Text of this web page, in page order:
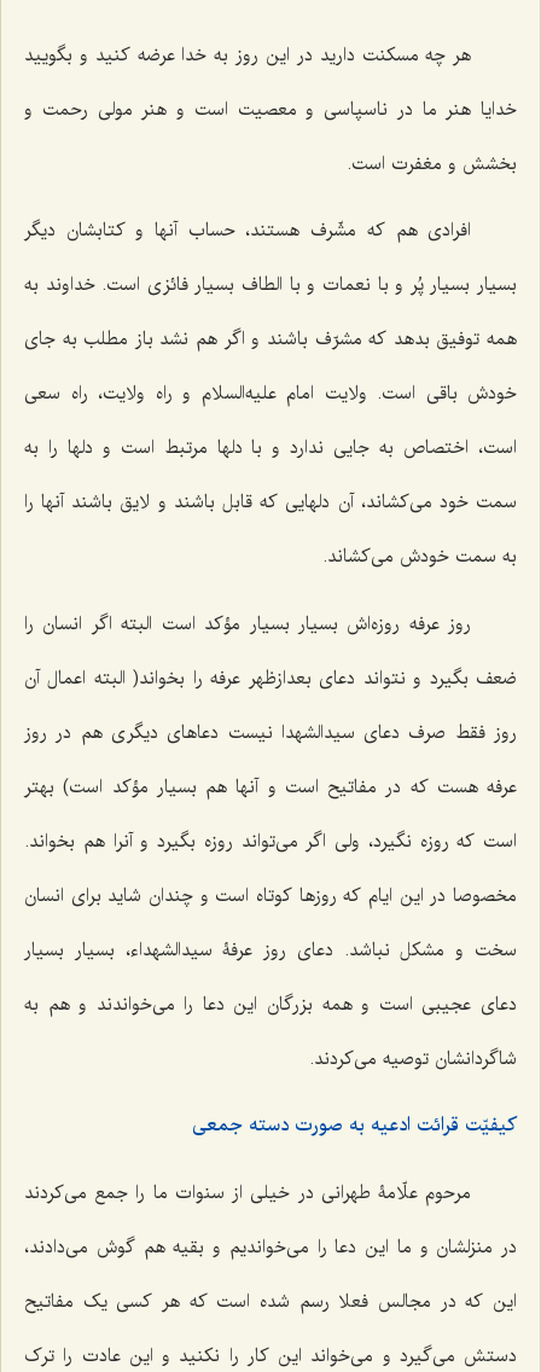
هر چه مسکنت دارید در این روز به خدا عرضه کنید و بگویید
خدایا هنر ما در ناسپاسى و معصیت است و هنر مولى رحمت و
بخشش و مغفرت است.
افرادی هم که مشّرف هستند، حساب آنها و کتابشان دیگر
بسیار بسیار پُر و با نعمات و با الطاف بسیار فائزی است. خداوند به
همه توفیق بدهد که مشرّف باشند و اگر هم نشد باز مطلب به جای
خودش باقی است. ولایت امام علیه‌السلام و راه ولایت، راه سعی
است، اختصاص به جایی ندارد و با دلها مرتبط است و دلها را به
سمت خود می‌کشاند، آن دلهایی که قابل باشند و لایق باشند آنها را
به سمت خودش می‌کشاند.
روز عرفه روزه‌اش بسیار بسیار مؤکد است البته اگر انسان را
ضعف بگیرد و نتواند دعای بعدازظهر عرفه را بخواند( البته اعمال آن
روز فقط صرف دعای سیدالشهدا نیست دعاهای دیگری هم در روز
عرفه هست که در مفاتیح است و آنها هم بسیار مؤکد است) بهتر
است که روزه نگیرد، ولی اگر می‌تواند روزه بگیرد و آنرا هم بخواند.
مخصوصا در این ایام که روزها کوتاه است و چندان شاید برای انسان
سخت و مشکل نباشد. دعای روز عرفۀ سیدالشهداء، ‌بسیار بسیار
دعای عجیبی است و همه بزرگان این دعا را می‌خواندند و هم به
شاگردانشان توصیه می‌کردند.
کیفیّت قرائت ادعیه به صورت دسته جمعی
مرحوم علّامۀ طهرانی در خیلی از سنوات ما را جمع می‌کردند
در منزلشان و ما این دعا را می‌خواندیم و بقیه هم گوش می‌دادند،
این که در مجالس فعلا رسم شده است که هر کسی یک مفاتیح
دستش می‌گیرد و می‌خواند این کار را نکنید و این عادت را ترک